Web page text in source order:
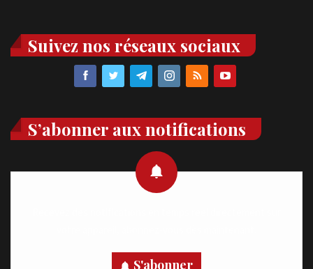
Suivez nos réseaux sociaux
S’abonner aux notifications
S'abonner